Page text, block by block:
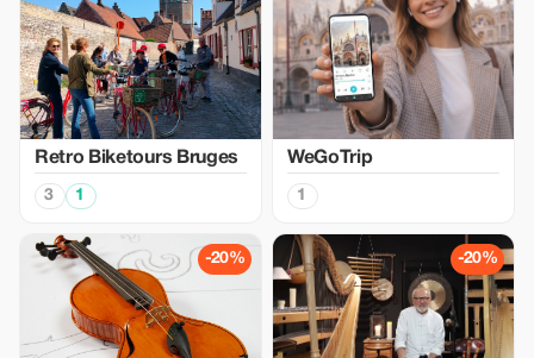
Retro Biketours Bruges
3 1
WeGoTrip
1
-20% -20%